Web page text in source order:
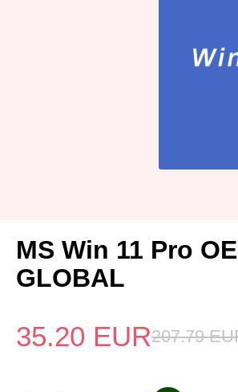
MS Win 11 Pro
GLOBAL
35.20 EUR207.79